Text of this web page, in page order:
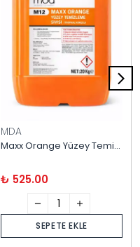
MDA
Maxx Orange Yüzey Temizleyici 20 kg
₺ 525.00
SEPETE EKLE